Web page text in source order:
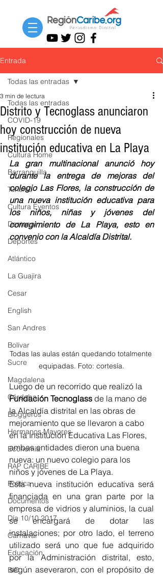
Entrada
Todas las entradas
COVID-19
Regionales
Cultura Home
Barranquilla
Turismo
Cultura Eventos
Destacar
Deportes
Atlántico
La Guajira
Cesar
English
San Andres
Bolívar
Sucre
Magdalena
Córdoba
Bloggeros
Hermanos Mayores
Economía
RAP CARIBE
Política
Documentos
Día 10/10 2017
Carnaval
Educación
BID
Todas las entradas
Distrito y Tecnoglass anunciaron
hoy construcción de nueva
institución educativa en La Playa
3 min de lectura
La gran multinacional anunció hoy
durante la entrega de mejoras del
colegio Las Flores, la construcción de
una nueva institución educativa para
los niños, niñas y jóvenes del
corregimiento de La Playa, esto en
convenio con la Alcaldía Distrital.
Todas las aulas están quedando totalmente
equipadas. Foto: cortesía.
Luego de un recorrido que realizó la
Fundación Tecnoglass de la mano de
la Alcaldía distrital en las obras de
mejoramiento que se llevaron a cabo
en la Institución Educativa Las Flores,
ambas entidades dieron una buena
nueva: un nuevo colegio para los
niños y jóvenes de La Playa.
Esta nueva institución educativa será
financiada en una gran parte por la
empresa de vidrios y aluminios, la cual
se encargará de dotar las
instalaciones; por otro lado, el terreno
utilizado será uno que fue adquirido
por la Administración distrital, esto,
según aseveraron, con el propósito de